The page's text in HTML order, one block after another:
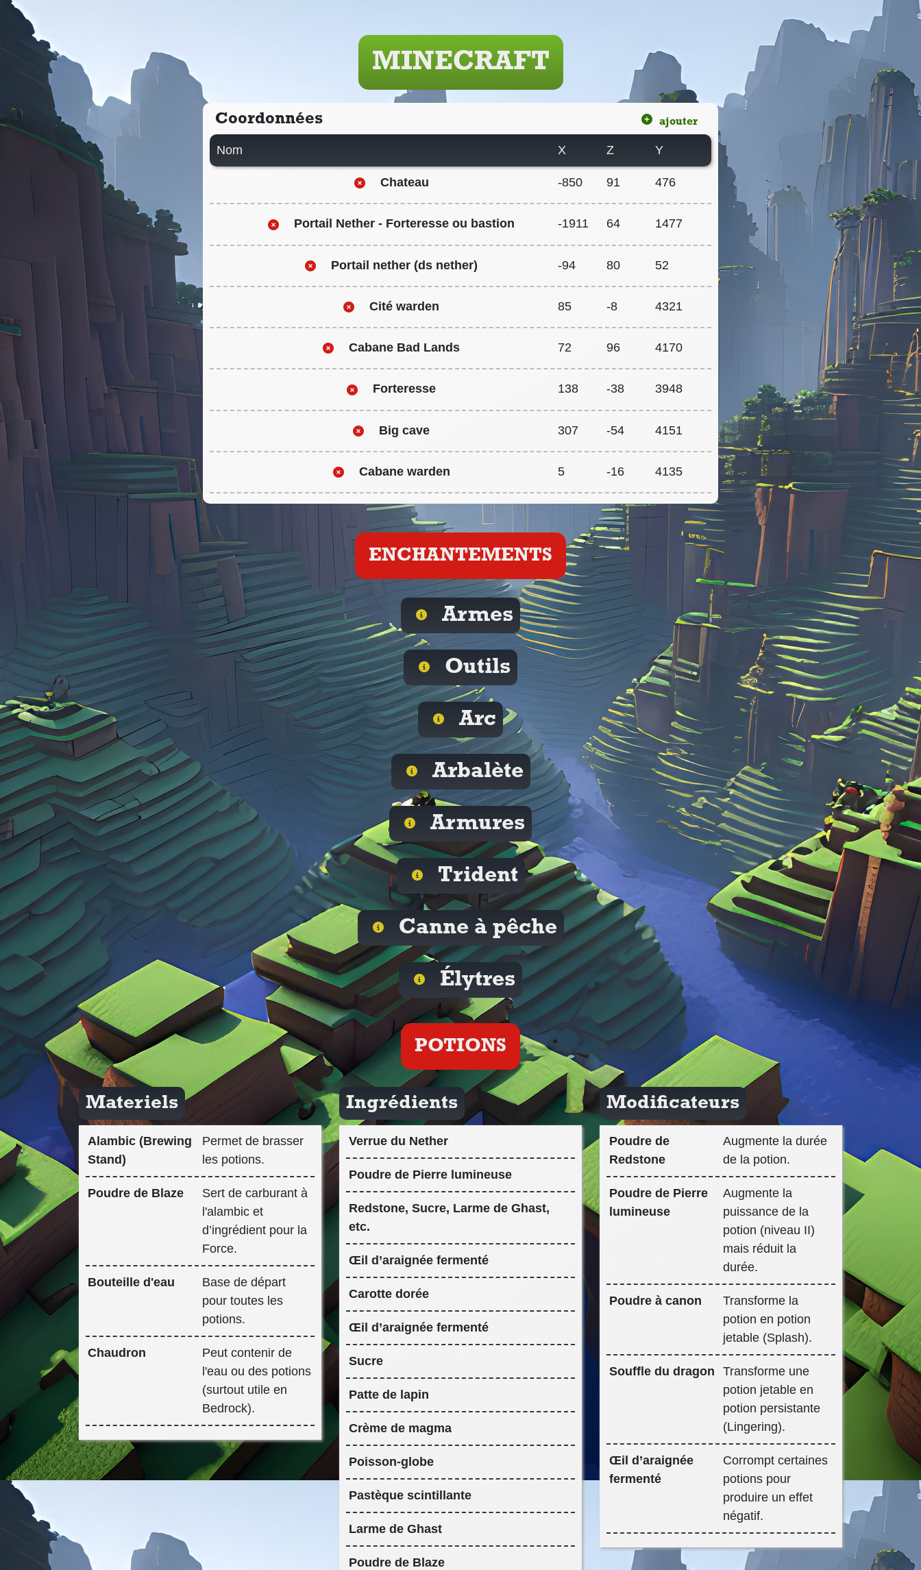
MINECRAFT
Coordonnées ajouter
Nom X Z Y
Chateau -850 91 476
Portail Nether - Forteresse ou bastion -1911 64 1477
Portail nether (ds nether) -94 80 52
Cité warden 85 -8 4321
Cabane Bad Lands 72 96 4170
Forteresse 138 -38 3948
Big cave 307 -54 4151
Cabane warden 5 -16 4135
ENCHANTEMENTS
Armes
Outils
Arc
Arbalète
Armures
Trident
Canne à pêche
Élytres
POTIONS
Materiels
Alambic (Brewing
Stand)
Permet de brasser
les potions.
Poudre de Blaze
Sert de carburant à
l'alambic et
d’ingrédient pour la
Force.
Bouteille d'eau
Base de départ
pour toutes les
potions.
Chaudron
Peut contenir de
l'eau ou des potions
(surtout utile en
Bedrock).
Ingrédients
Verrue du Nether
Poudre de Pierre lumineuse
Redstone, Sucre, Larme de Ghast,
etc.
Œil d’araignée fermenté
Carotte dorée
Œil d’araignée fermenté
Sucre
Patte de lapin
Crème de magma
Poisson-globe
Pastèque scintillante
Larme de Ghast
Poudre de Blaze
Modificateurs
Poudre de
Redstone
Augmente la durée
de la potion.
Poudre de Pierre
lumineuse
Augmente la
puissance de la
potion (niveau II)
mais réduit la
durée.
Poudre à canon
Transforme la
potion en potion
jetable (Splash).
Souffle du dragon
Transforme une
potion jetable en
potion persistante
(Lingering).
Œil d’araignée
fermenté
Corrompt certaines
potions pour
produire un effet
négatif.